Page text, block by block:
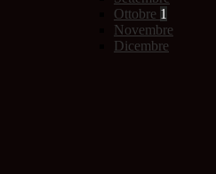
Ottobre 1
Novembre
Dicembre